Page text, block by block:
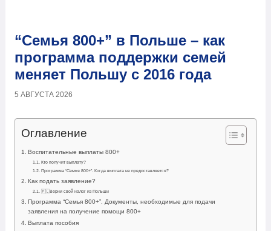
“Семья 800+” в Польше – как
программа поддержки семей
меняет Польшу с 2016 года
5 АВГУСТА 2026
Оглавление
Воспитательные выплаты 800+
Кто получит выплату?
Программа “Семья 800+”. Когда выплата не предоставляется?
Как подать заявление?
🇵🇱Верни свой налог из Польши
Программа “Семья 800+”. Документы, необходимые для подачи
заявления на получение помощи 800+
Выплата пособия